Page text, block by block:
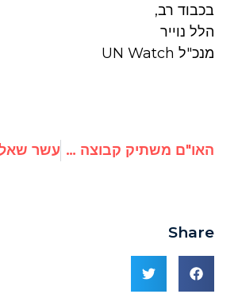
בכבוד רב,
הלל נוייר
מנכ"ל UN Watch
האו"ם משתיק קבוצה המבקשת זכויות אדם בוייטנאם
Share